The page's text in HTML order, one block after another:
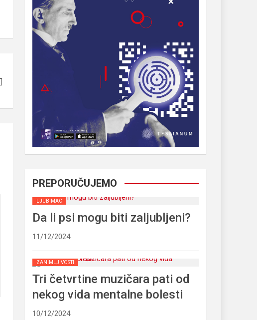
PREPORUČUJEMO
LJUBIMAC
Da li psi mogu biti zaljubljeni?
11/12/2024
ZANIMLJIVOSTI
Tri četvrtine muzičara pati od
nekog vida mentalne bolesti
10/12/2024